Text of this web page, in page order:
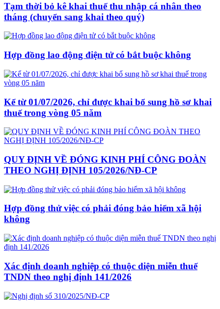
Tạm thời bỏ kê khai thuế thu nhập cá nhân theo
tháng (chuyển sang khai theo quý)
Hợp đồng lao động điện tử có bắt buộc không
Kể từ 01/07/2026, chỉ được khai bổ sung hồ sơ khai
thuế trong vòng 05 năm
QUY ĐỊNH VỀ ĐÓNG KINH PHÍ CÔNG ĐOÀN
THEO NGHỊ ĐỊNH 105/2026/NĐ-CP
Hợp đồng thử việc có phải đóng bảo hiểm xã hội
không
Xác định doanh nghiệp có thuộc diện miễn thuế
TNDN theo nghị định 141/2026